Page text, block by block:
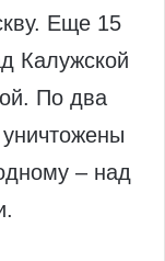
Еще 15
Калужской
По два
– над